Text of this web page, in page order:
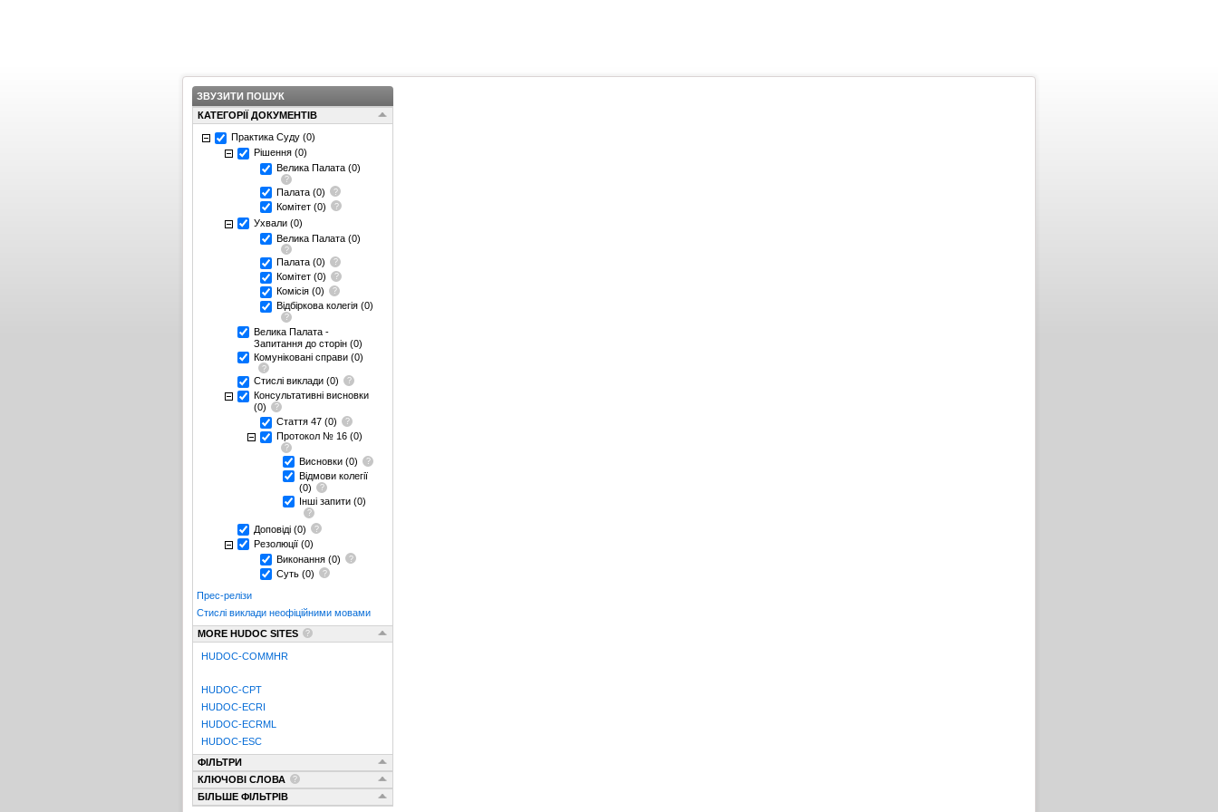
ЗВУЗИТИ ПОШУК
КАТЕГОРІЇ ДОКУМЕНТІВ
Практика Суду (0)
Рішення (0)
Велика Палата (0)
Палата (0)
Комітет (0)
Ухвали (0)
Велика Палата (0)
Палата (0)
Комітет (0)
Комісія (0)
Відбіркова колегія (0)
Велика Палата -
Запитання до сторін (0)
Комуніковані справи (0)
Стислі виклади (0)
Консультативні висновки
(0)
Стаття 47 (0)
Протокол № 16 (0)
Висновки (0)
Відмови колегії
(0)
Інші запити (0)
Доповіді (0)
Резолюції (0)
Виконання (0)
Суть (0)
Прес-релізи
Стислі виклади неофіційними мовами
MORE HUDOC SITES
HUDOC-COMMHR
HUDOC-CPT
HUDOC-ECRI
HUDOC-ECRML
HUDOC-ESC
ФІЛЬТРИ
КЛЮЧОВІ СЛОВА
БІЛЬШЕ ФІЛЬТРІВ